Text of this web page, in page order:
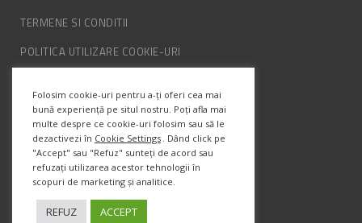
TERMENE SI CONDITII
POLITICA UTILIZARE COOKIE-URI
ANPC
Info Contact
Str. Semenic, Nr.1, Ap.5, Timisoara.
Telefon:(+4) 0747 066 701
Folosim cookie-uri pentru a-ți oferi cea mai
bună experiență pe situl nostru. Poți afla mai
multe despre ce cookie-uri folosim sau să le
dezactivezi în Cookie Settings . Dând click pe
"Accept" sau "Refuz" sunteți de acord sau
refuzați utilizarea acestor tehnologii în
scopuri de marketing și analitice.
REFUZ ACCEPT